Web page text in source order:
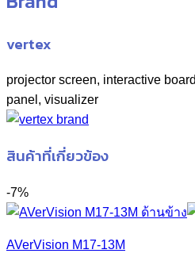
vertex
projector screen, interactive
panel, visualizer
สินค้าที่เกี่ยวข้อง
-7%
AVerVision M17-13M